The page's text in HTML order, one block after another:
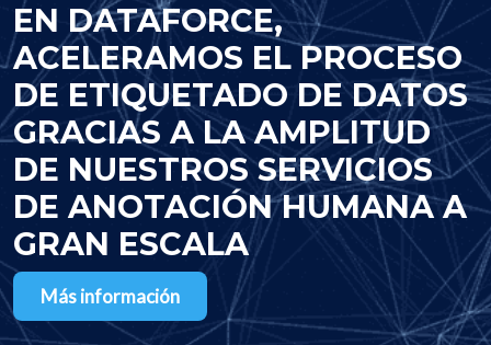
EN DATAFORCE,
ACELERAMOS EL PROCESO
DE ETIQUETADO DE DATOS
GRACIAS A LA AMPLITUD
DE NUESTROS SERVICIOS
DE ANOTACIÓN HUMANA A
GRAN ESCALA
Más información